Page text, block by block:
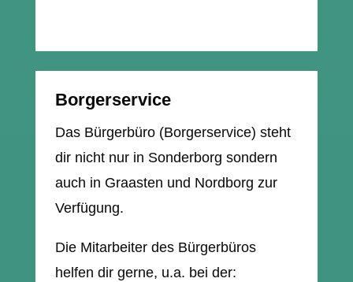
Borgerservice
Das Bürgerbüro (Borgerservice) steht
dir nicht nur in Sonderborg sondern
auch in Graasten und Nordborg zur
Verfügung.
Die Mitarbeiter des Bürgerbüros
helfen dir gerne, u.a. bei der: